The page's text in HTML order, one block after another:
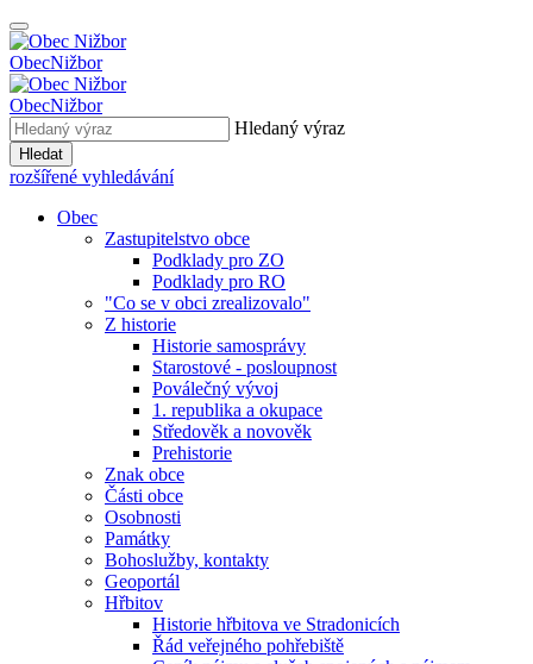
ObecNižbor
ObecNižbor
Hledaný výraz
Hledat
rozšířené vyhledávání
Obec
Zastupitelstvo obce
Podklady pro ZO
Podklady pro RO
"Co se v obci zrealizovalo"
Z historie
Historie samosprávy
Starostové - posloupnost
Poválečný vývoj
1. republika a okupace
Středověk a novověk
Prehistorie
Znak obce
Části obce
Osobnosti
Památky
Bohoslužby, kontakty
Geoportál
Hřbitov
Historie hřbitova ve Stradonicích
Řád veřejného pohřebiště